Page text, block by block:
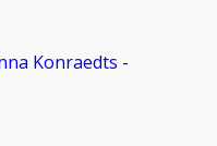
Konraedts -